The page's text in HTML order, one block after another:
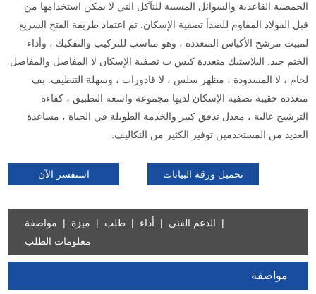
الحمضية القاعدية والسوائل المسببة للتآكل التي لا يمكن استخدامها من
قبل الفولاذ المقاوم للصدأ تصفية الإسكان. تم اعتماد طريقة الفتح السريع
لمبيت مرشح الأكياس المتعددة ، وهو مناسب للتركيب والتفكيك ، وأداء
الختم جيد. البلاستيك متعددة كيس ب تصفية الإسكان لا المفاصل والمفاصل
لحام ، لا المسدودة ، مظهر سلس ، لا قاذورات ، وسهلة التنظيف. بف
متعددة حقيبة تصفية الإسكان لديها مجموعة واسعة التطبيق ، كفاءة
الترشيح عالية ، معدل تدفق كبير والخدمة الطويلة في الحياة ، مساعدة
العديد من المستخدمين توفير الكثير من التكاليف.
استفسر الآن تحميل ورقة البيانات
مواصفة | ميزة | طلب | أداء | الدعم الفني
|
معلومات الطلب
مواصفة